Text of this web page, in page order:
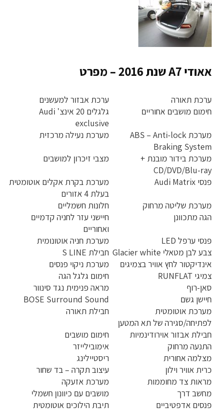
אאודי A7 שנת 2016 – מפרט
ערכת תאורה
ערכת אבזור למעשנים
חימום מושבים אחוריים
גלגלים 20 אינצ' Audi
exclusive
מערכת ABS – Anti-lock
Braking System
מערכת נעילה מרכזית
מערכת בידור מובנת +
CD/DVD/Blu-ray
מצבי זיכרון למושבים
פנסי Audi Matrix
מערכת בקרת אקלים אוטומטית
בעלת 4 אזורים
מערכת שליטה מרחוק
חלונות חשמליים
הגה מתכוונן
חיישני עזר לחניה קדמיים
ואחוריים
פנסי ערפל LED
מערכת חניה אוטונומית
צבע לבן מטאלי Glacier white
חבילת S LINE
אינדיקטור לחץ אוויר בצמיגים
מערכת ניקוי פנסים
צמיגי RUNFLAT
חימום גלגל הגה
סאן-רוף
מראה פנימית נגד סינוור
חיישן גשם
BOSE Surround Sound
מערכת אוטומטית
לפתיחה/סגירה של תא המטען
חבילת תאורה
חבילת אבזור אוירודינמיות
חימום מושבים
התנעה מרחוק
אימובילייזר
מצלמה אחורית
ריסטיילינג
כרית אוויר וילון
עיצוב תקרה – בד שחור
מראות צד מחוממות
מערכת אזעקה
מחשב דרך
מושבים עם כיוונון חשמלי
פנסים אדפטיביים
תיבת הילוכים אוטומטית